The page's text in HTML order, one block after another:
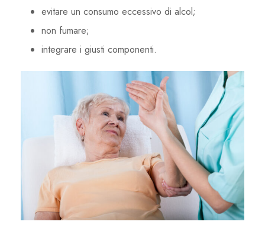
evitare un consumo eccessivo di alcol;
non fumare;
integrare i giusti componenti.